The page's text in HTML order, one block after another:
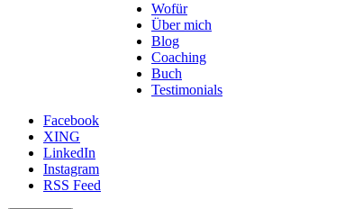
Wofür
Über mich
Blog
Coaching
Buch
Testimonials
Facebook
XING
LinkedIn
Instagram
RSS Feed